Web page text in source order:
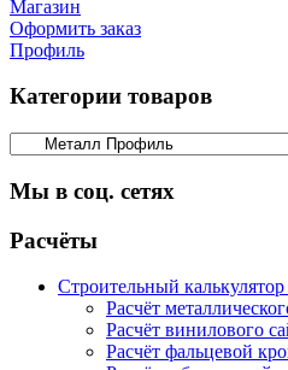
Магазин
Оформить заказ
Профиль
Категории товаров
Мы в соц. сетях
Facebook
Twitter
Google
Instagram
Расчёты
Строительный
Расчёт
Расчёт винилового
Расчёт фальцевой